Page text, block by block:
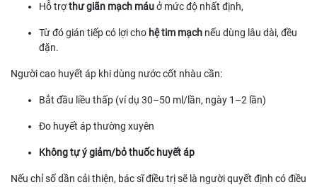
Hỗ trợthư giãn mạch máuở mức độ nhất định,
Từ đó gián tiếp có lợi cho hệ tim mạch nếu dùng lâu dài, đều
đặn.
Người cao huyết áp khi dùng nước cốt nhàu cần:
Bắt đầu liều thấp (ví dụ 30–50 ml/lần, ngày 1–2 lần)
Đo huyết áp thường xuyên
Không tự ý giảm/bỏ thuốc huyết áp
Nếu chỉ số dần cải thiện, bác sĩ điều trị sẽ là người quyết định có điều